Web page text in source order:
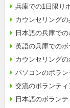
兵庫での1日限り
カウンセリング
日本語の兵庫で
英語の兵庫での
カウンセリング
パソコンのボラ
交流のボランティ
日本語のボラン